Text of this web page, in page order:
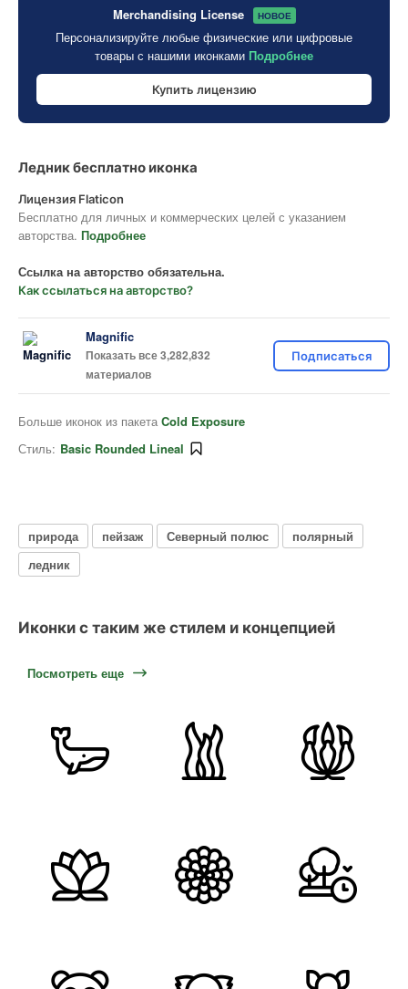
Merchandising License НОВОЕ
Персонализируйте любые физические или цифровые
товары с нашими иконками Подробнее
Купить лицензию
Ледник бесплатно иконка
Лицензия Flaticon
Бесплатно для личных и коммерческих целей с указанием
авторства. Подробнее
Ссылка на авторство обязательна.
Как ссылаться на авторство?
Magnific
Показать все 3,282,832
материалов
Подписаться
Больше иконок из пакета Cold Exposure
Стиль: Basic Rounded Lineal
природа пейзаж Северный полюс
полярный
ледник
Иконки с таким же стилем и концепцией
Посмотреть еще